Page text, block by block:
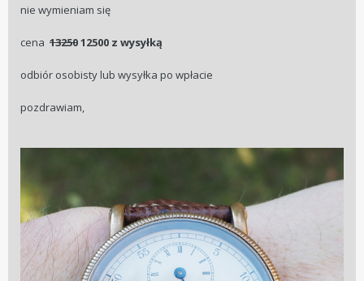
nie wymieniam się
cena 1325012500 z wysyłką
odbiór osobisty lub wysyłka po wpłacie
pozdrawiam,